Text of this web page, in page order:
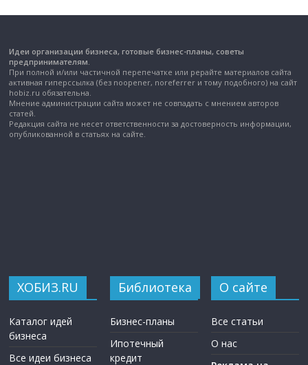
Идеи организации бизнеса, готовые бизнес-планы, советы
предпринимателям.
При полной и/или частичной перепечатке или рерайте материалов сайта
активная гиперссылка (без noopener, noreferrer и тому подобного) на сайт
hobiz.ru обязательна.
Мнение администрации сайта может не совпадать с мнением авторов
статей.
Редакция сайта не несет ответственности за достоверность информации,
опубликованной в статьях на сайте.
ХОБИЗ.RU
Каталог идей
бизнеса
Все идеи бизнеса
Библиотека
Бизнес-планы
Ипотечный
кредит
О сайте
Все статьи
О нас